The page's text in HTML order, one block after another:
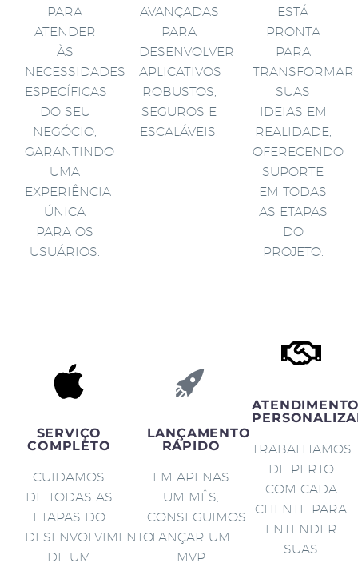
PARA
ATENDER
ÀS
NECESSIDADES
ESPECÍFICAS
DO SEU
NEGÓCIO,
GARANTINDO
UMA
EXPERIÊNCIA
ÚNICA
PARA OS
USUÁRIOS.
AVANÇADAS
PARA
DESENVOLVER
APLICATIVOS
ROBUSTOS,
SEGUROS E
ESCALÁVEIS.
ESTÁ
PRONTA
PARA
TRANSFORMAR
SUAS
IDEIAS EM
REALIDADE,
OFERECENDO
SUPORTE
EM TODAS
AS ETAPAS
DO
PROJETO.
SERVIÇO
COMPLETO
CUIDAMOS
DE TODAS AS
ETAPAS DO
DESENVOLVIMENTO
DE UM
LANÇAMENTO
RÁPIDO
EM APENAS
UM MÊS,
CONSEGUIMOS
LANÇAR UM
MVP
TRABALHAMOS
DE PERTO
COM CADA
CLIENTE PARA
ENTENDER
SUAS